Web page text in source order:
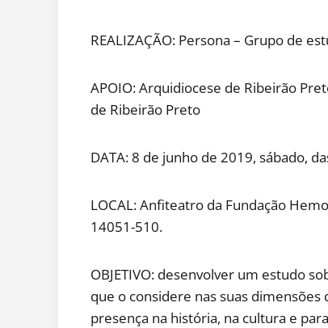
REALIZAÇÃO: Persona – Grupo de
APOIO: Arquidiocese de Ribeirão
de Ribeirão Preto
DATA: 8 de junho de 2019, sábado,
LOCAL: Anfiteatro da Fundação
14051-510.
OBJETIVO: desenvolver um estudo
que o considere nas suas
presença na história, na cultura e